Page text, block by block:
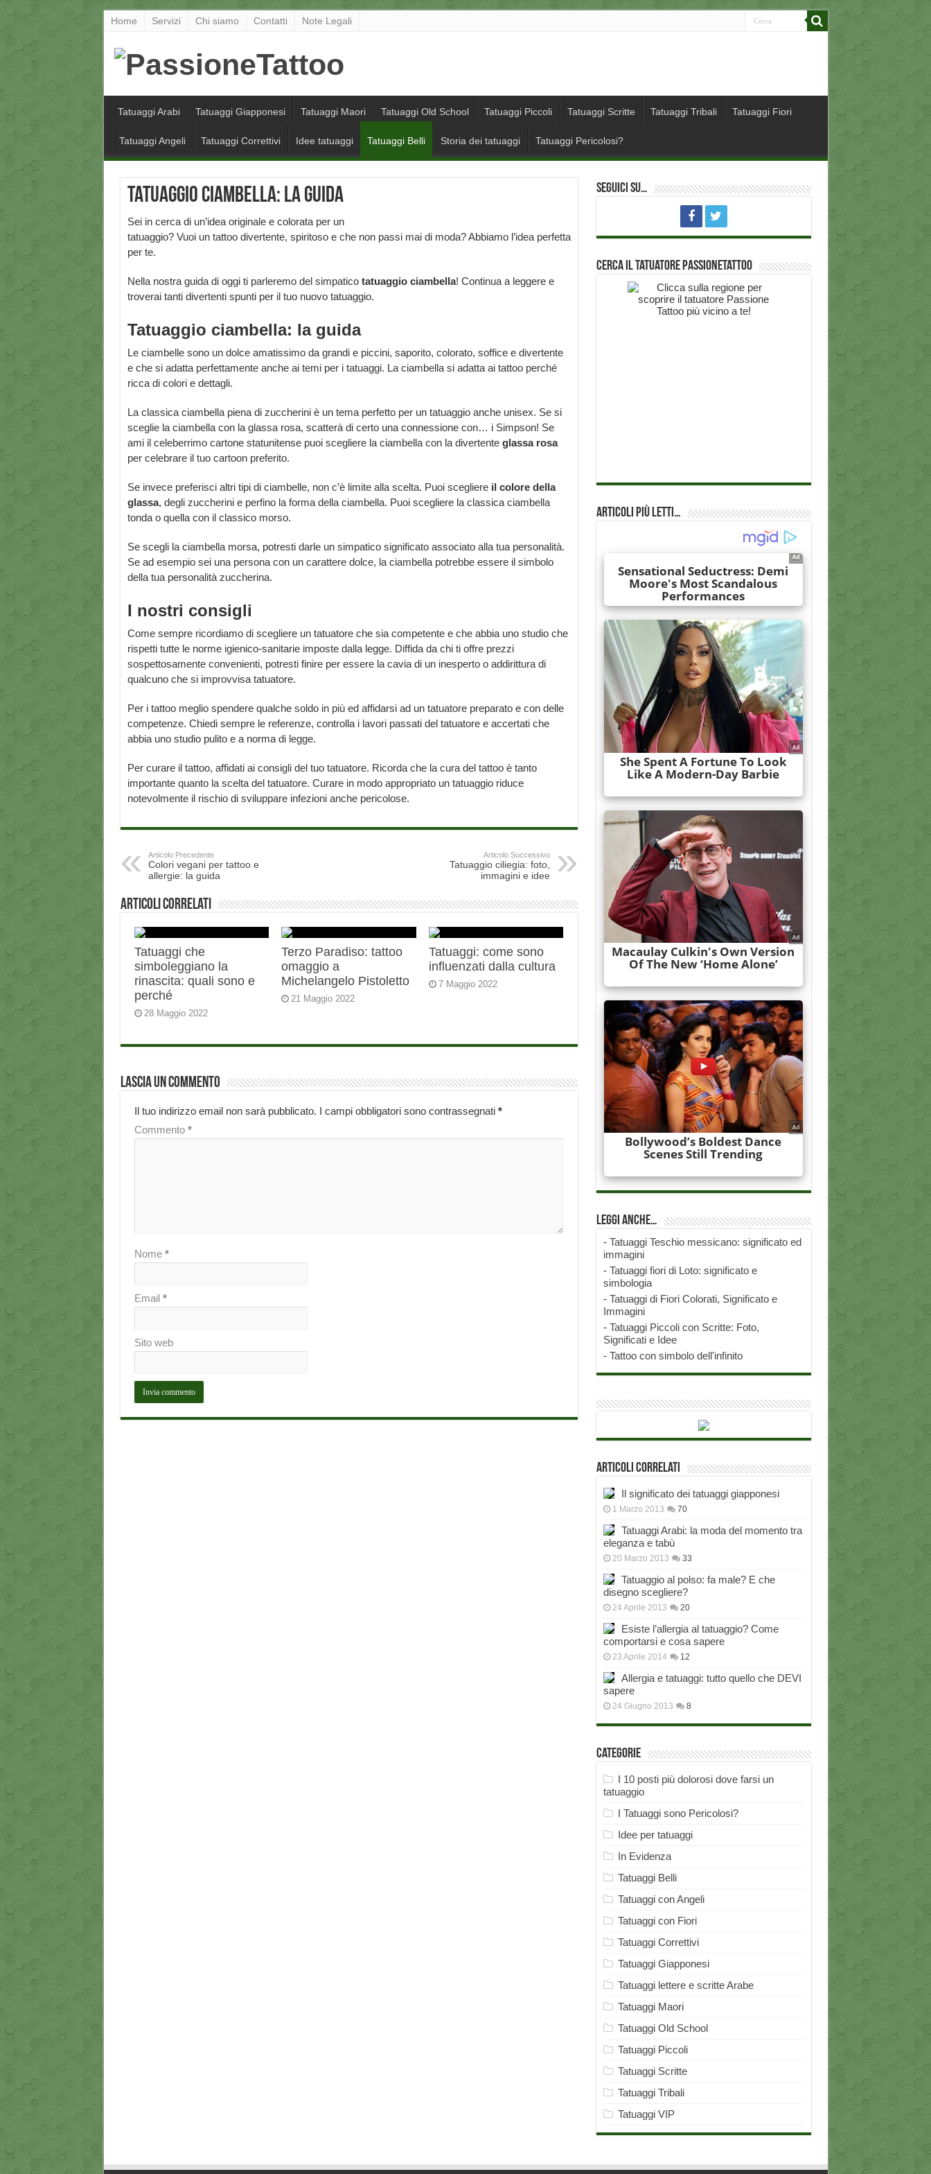
Home Servizi Chi siamo Contatti Note Legali
Tatuaggi Arabi Tatuaggi Giapponesi Tatuaggi Maori Tatuaggi Old School Tatuaggi Piccoli Tatuaggi Scritte Tatuaggi Tribali Tatuaggi Fiori
Tatuaggi Angeli Tatuaggi Correttivi Idee tatuaggi Tatuaggi Belli Storia dei tatuaggi Tatuaggi Pericolosi?
Tatuaggio Ciambella: la guida
Sei in cerca di un’idea originale e colorata per un
tatuaggio? Vuoi un tattoo divertente, spiritoso e che non passi mai di moda? Abbiamo l’idea perfetta
per te.
Nella nostra guida di oggi ti parleremo del simpatico tatuaggio ciambella! Continua a leggere e
troverai tanti divertenti spunti per il tuo nuovo tatuaggio.
Tatuaggio ciambella: la guida
Le ciambelle sono un dolce amatissimo da grandi e piccini, saporito, colorato, soffice e divertente
e che si adatta perfettamente anche ai temi per i tatuaggi. La ciambella si adatta ai tattoo perché
ricca di colori e dettagli.
La classica ciambella piena di zuccherini è un tema perfetto per un tatuaggio anche unisex. Se si
sceglie la ciambella con la glassa rosa, scatterà di certo una connessione con… i Simpson! Se
ami il celeberrimo cartone statunitense puoi scegliere la ciambella con la divertente glassa rosa
per celebrare il tuo cartoon preferito.
Se invece preferisci altri tipi di ciambelle, non c’è limite alla scelta. Puoi scegliere il colore della
glassa, degli zuccherini e perfino la forma della ciambella. Puoi scegliere la classica ciambella
tonda o quella con il classico morso.
Se scegli la ciambella morsa, potresti darle un simpatico significato associato alla tua personalità.
Se ad esempio sei una persona con un carattere dolce, la ciambella potrebbe essere il simbolo
della tua personalità zuccherina.
I nostri consigli
Come sempre ricordiamo di scegliere un tatuatore che sia competente e che abbia uno studio che
rispetti tutte le norme igienico-sanitarie imposte dalla legge. Diffida da chi ti offre prezzi
sospettosamente convenienti, potresti finire per essere la cavia di un inesperto o addirittura di
qualcuno che si improvvisa tatuatore.
Per i tattoo meglio spendere qualche soldo in più ed affidarsi ad un tatuatore preparato e con delle
competenze. Chiedi sempre le referenze, controlla i lavori passati del tatuatore e accertati che
abbia uno studio pulito e a norma di legge.
Per curare il tattoo, affidati ai consigli del tuo tatuatore. Ricorda che la cura del tattoo è tanto
importante quanto la scelta del tatuatore. Curare in modo appropriato un tatuaggio riduce
notevolmente il rischio di sviluppare infezioni anche pericolose.
Articolo Precedente
Colori vegani per tattoo e
allergie: la guida
Articolo Successivo
Tatuaggio ciliegia: foto,
immagini e idee
Articoli correlati
Tatuaggi che
simboleggiano la
rinascita: quali sono e
perché
28 Maggio 2022
Terzo Paradiso: tattoo
omaggio a
Michelangelo Pistoletto
21 Maggio 2022
Tatuaggi: come sono
influenzati dalla cultura
7 Maggio 2022
Lascia un commento
Il tuo indirizzo email non sarà pubblicato. I campi obbligatori sono contrassegnati *
Commento *
Nome *
Email *
Sito web
Seguici su…
Cerca il Tatuatore PassioneTattoo
Articoli più Letti…
Leggi anche…
- Tatuaggi Teschio messicano: significato ed
immagini
- Tatuaggi fiori di Loto: significato e
simbologia
- Tatuaggi di Fiori Colorati, Significato e
Immagini
- Tatuaggi Piccoli con Scritte: Foto,
Significati e Idee
- Tattoo con simbolo dell'infinito
Articoli correlati
Il significato dei tatuaggi giapponesi
1 Marzo 2013 70
Tatuaggi Arabi: la moda del momento tra
eleganza e tabù
20 Marzo 2013 33
Tatuaggio al polso: fa male? E che
disegno scegliere?
24 Aprile 2013 20
Esiste l’allergia al tatuaggio? Come
comportarsi e cosa sapere
23 Aprile 2014 12
Allergia e tatuaggi: tutto quello che DEVI
sapere
24 Giugno 2013 8
Categorie
I 10 posti più dolorosi dove farsi un
tatuaggio
I Tatuaggi sono Pericolosi?
Idee per tatuaggi
In Evidenza
Tatuaggi Belli
Tatuaggi con Angeli
Tatuaggi con Fiori
Tatuaggi Correttivi
Tatuaggi Giapponesi
Tatuaggi lettere e scritte Arabe
Tatuaggi Maori
Tatuaggi Old School
Tatuaggi Piccoli
Tatuaggi Scritte
Tatuaggi Tribali
Tatuaggi VIP